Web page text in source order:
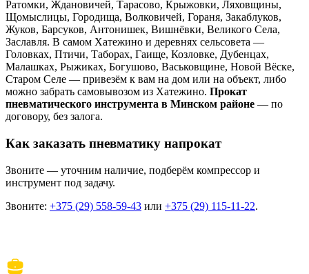
Ратомки, Ждановичей, Тарасово, Крыжовки, Ляховщины,
Щомыслицы, Городища, Волковичей, Гораня, Закаблуков,
Жуков, Барсуков, Антонишек, Вишнёвки, Великого Села,
Заславля. В самом Хатежино и деревнях сельсовета —
Головках, Птичи, Таборах, Гаище, Козловке, Дубенцах,
Малашках, Рыжиках, Богушово, Васьковщине, Новой Вёске,
Старом Селе — привезём к вам на дом или на объект, либо
можно забрать самовывозом из Хатежино. Прокат
пневматического инструмента в Минском районе — по
договору, без залога.
Как заказать пневматику напрокат
Звоните — уточним наличие, подберём компрессор и
инструмент под задачу.
Звоните: +375 (29) 558-59-43 или +375 (29) 115-11-22.